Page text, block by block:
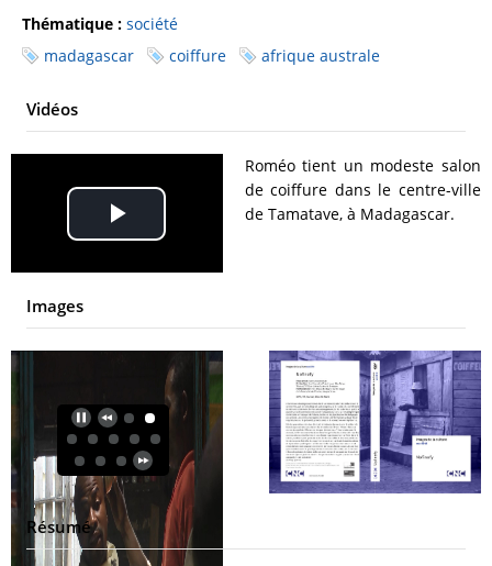
Thématique : société
madagascar
coiffure afrique australe
Vidéos
Play
Video
Roméo tient un modeste salon
de coiffure dans le centre-ville
de Tamatave, à Madagascar.
Images
Résumé